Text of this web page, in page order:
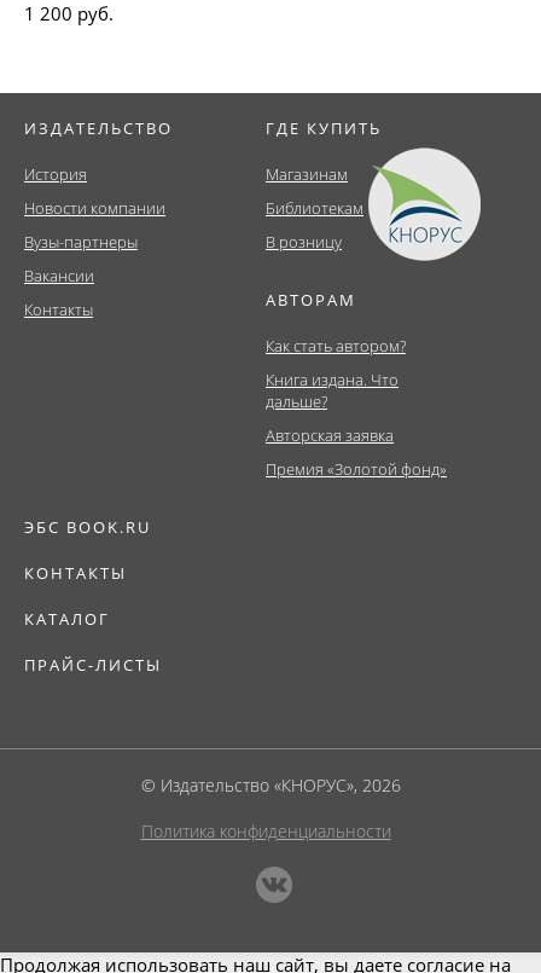
1 200 руб.
ИЗДАТЕЛЬСТВО
История
Новости компании
Вузы-партнеры
Вакансии
Контакты
ГДЕ КУПИТЬ
Магазинам
Библиотекам
В розницу
АВТОРАМ
Как стать автором?
Книга издана. Что
дальше?
Авторская заявка
Премия «Золотой фонд»
ЭБС BOOK.RU
КОНТАКТЫ
КАТАЛОГ
ПРАЙС-ЛИСТЫ
© Издательство «КНОРУС», 2026
Политика конфиденциальности
Продолжая использовать наш сайт, вы даете согласие на